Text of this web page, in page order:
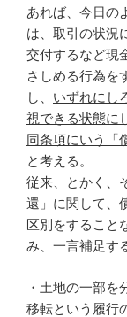
あれば、今日の
は、取引の状況
交付するなど現
さしめる行為を
し、 いずれにし
視できる状態に
同条項にいう「
と考える。
従来、とかく、
還」に関して、
区別をすること
み、一言補足す
・土地の一部
移転という履行